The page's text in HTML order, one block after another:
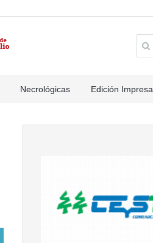
Necrológicas Edición Impresa